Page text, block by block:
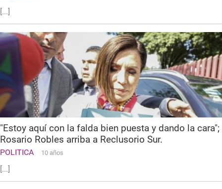
[...]
"Estoy aquí con la falda bien puesta y dando la cara";
Rosario Robles arriba a Reclusorio Sur.
POLITICA 10 años
[...]